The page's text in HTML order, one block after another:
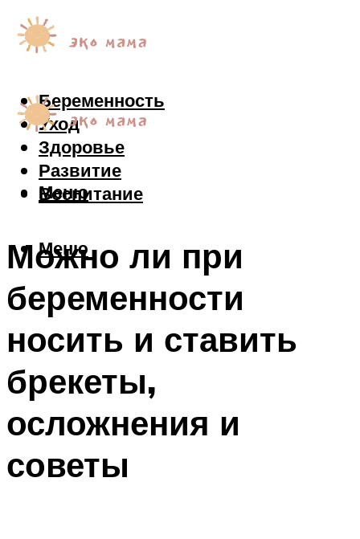
Беременность
Уход
Здоровье
Развитие
Воспитание
Меню
Меню
Можно ли при
беременности
носить и ставить
брекеты,
осложнения и
советы